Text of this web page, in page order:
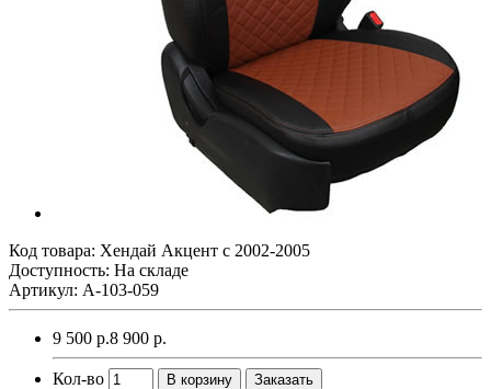
Код товара: Хендай Акцент с 2002-2005
Доступность: На складе
Артикул: A-103-059
9 500 р.8 900 р.
Кол-во В корзину Заказать